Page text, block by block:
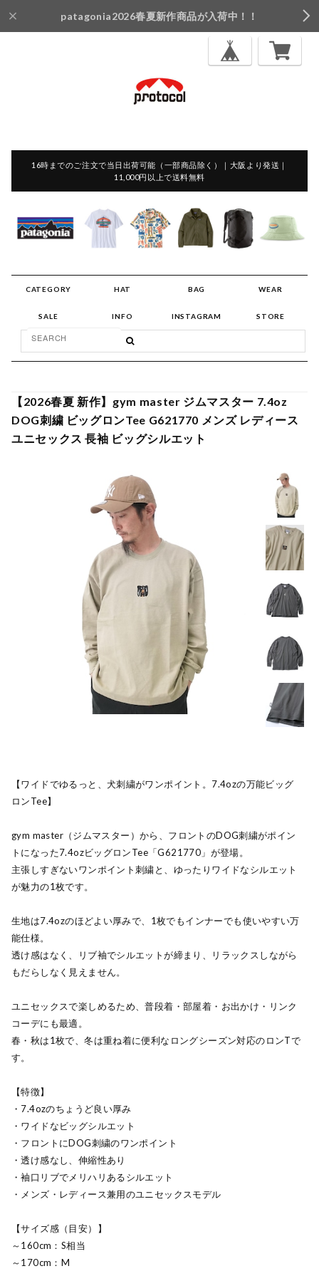
patagonia2026春夏新作商品が入荷中！！
16時までのご注文で当日出荷可能（一部商品除く）｜大阪より発送｜
11,000円以上で送料無料
CATEGORY HAT BAG WEAR
SALE INFO INSTAGRAM STORE
【2026春夏 新作】gym master ジムマスター 7.4oz
DOG刺繍 ビッグロンTee G621770 メンズ レディース
ユニセックス 長袖 ビッグシルエット
【ワイドでゆるっと、犬刺繍がワンポイント。7.4ozの万能ビッグ
ロンTee】
gym master（ジムマスター）から、フロントのDOG刺繍がポイン
トになった7.4ozビッグロンTee「G621770」が登場。
主張しすぎないワンポイント刺繍と、ゆったりワイドなシルエット
が魅力の1枚です。
生地は7.4ozのほどよい厚みで、1枚でもインナーでも使いやすい万
能仕様。
透け感はなく、リブ袖でシルエットが締まり、リラックスしながら
もだらしなく見えません。
ユニセックスで楽しめるため、普段着・部屋着・お出かけ・リンク
コーデにも最適。
春・秋は1枚で、冬は重ね着に便利なロングシーズン対応のロンTで
す。
【特徴】
・7.4ozのちょうど良い厚み
・ワイドなビッグシルエット
・フロントにDOG刺繍のワンポイント
・透け感なし、伸縮性あり
・袖口リブでメリハリあるシルエット
・メンズ・レディース兼用のユニセックスモデル
【サイズ感（目安）】
～160cm：S相当
～170cm：M